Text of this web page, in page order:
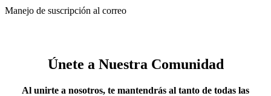
Manejo de suscripción al correo
Únete a Nuestra Comunidad
Al unirte a nosotros, te mantendrás al tanto de todas las